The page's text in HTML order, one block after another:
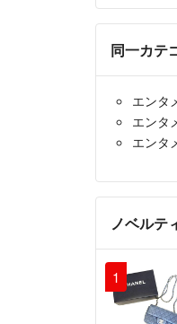
同一カテ
エンタ
エンタ
エンタ
ノベルテ
1